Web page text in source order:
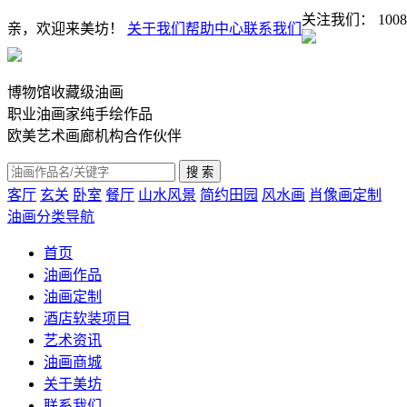
亲，欢迎来美坊！ 关于我们 帮助中心联系我们
关注我们：
博物馆收藏级油画
职业油画家纯手绘作品
欧美艺术画廊机构合作伙伴
客厅 玄关 卧室 餐厅 山水风景 简约田园 风水画 肖像画定制
油画分类导航
首页
油画作品
油画定制
酒店软装项目
艺术资讯
油画商城
关于美坊